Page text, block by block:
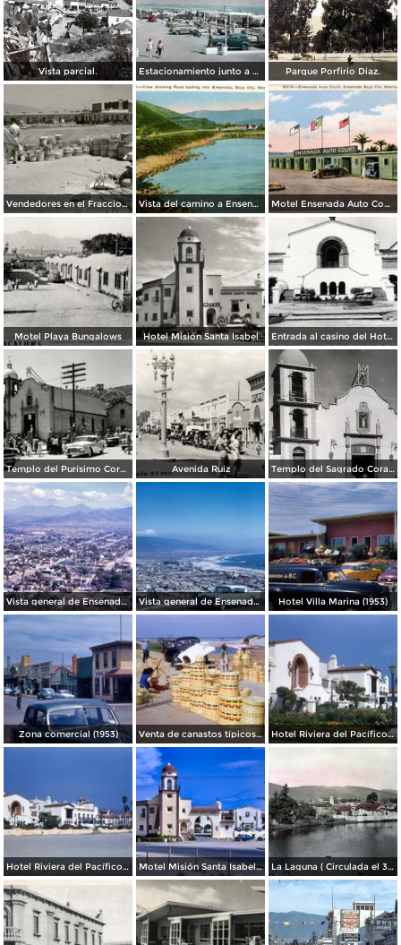
Vista parcial. Estacionamiento junto a La playa. Parque Porfirio Diaz.
Vendedores en el Fraccionamiento Chapultepec, con Motel Coronado al fondo Vista del camino a Ensenada Motel Ensenada Auto Court
Motel Playa Bungalows Hotel Misión Santa Isabel Entrada al casino del Hotel Riviera Pacífico
Templo del Purísimo Corazón de María, salida de misa Avenida Ruiz Templo del Sagrado Corazon.
Vista general de Ensenada (1963) Vista general de Ensenada (1960) Hotel Villa Marina (1953)
Zona comercial (1953) Venta de canastos típicos mexicanos (1953) Hotel Riviera del Pacífico (1953)
Hotel Riviera del Pacífico (1953) Motel Misión Santa Isabel (1953) La Laguna ( Circulada el 30 de Junio de 1941 ).